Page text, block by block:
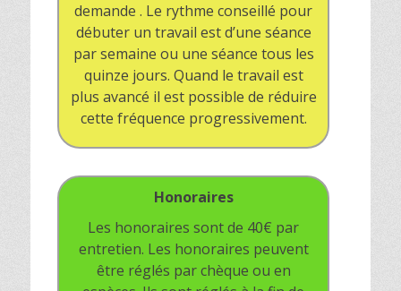
demande . Le rythme conseillé pour
débuter un travail est d’une séance
par semaine ou une séance tous les
quinze jours. Quand le travail est
plus avancé il est possible de réduire
cette fréquence progressivement.
Honoraires
Les honoraires sont de 40€ par
entretien. Les honoraires peuvent
être réglés par chèque ou en